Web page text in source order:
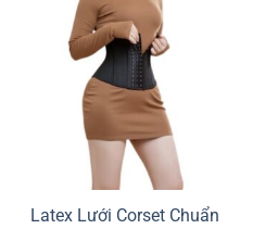
Latex Lưới Corset Chuẩn